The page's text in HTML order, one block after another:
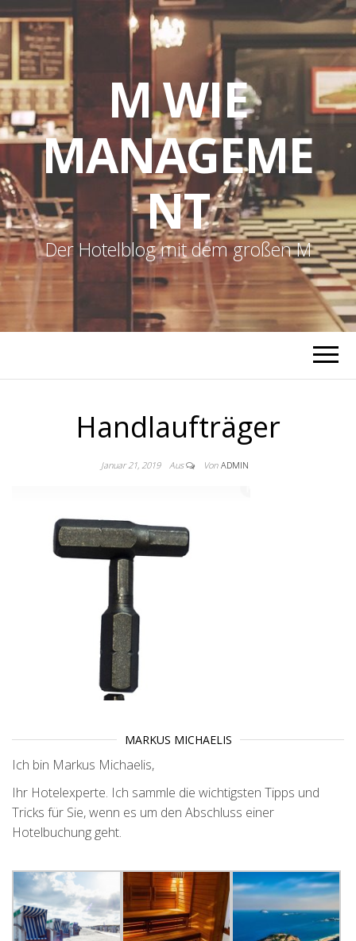
M WIE
MANAGEME
NT
Der Hotelblog mit dem großen M
Handlaufträger
Januar 21, 2019 Aus Von ADMIN
MARKUS MICHAELIS
Ich bin Markus Michaelis,
Ihr Hotelexperte. Ich sammle die wichtigsten Tipps und
Tricks für Sie, wenn es um den Abschluss einer
Hotelbuchung geht.